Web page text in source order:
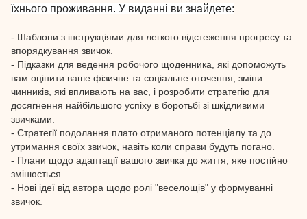
їхнього проживання. У виданні ви знайдете:
- Шаблони з інструкціями для легкого відстеження прогресу та
впорядкування звичок.
- Підказки для ведення робочого щоденника, які допоможуть
вам оцінити ваше фізичне та соціальне оточення, зміни
чинників, які впливають на вас, і розробити стратегію для
досягнення найбільшого успіху в боротьбі зі шкідливими
звичками.
- Стратегії подолання плато отриманого потенціалу та до
утримання своїх звичок, навіть коли справи будуть погано.
- Плани щодо адаптації вашого звичка до життя, яке постійно
змінюється.
- Нові ідеї від автора щодо ролі "веселощів" у формуванні
звичок.